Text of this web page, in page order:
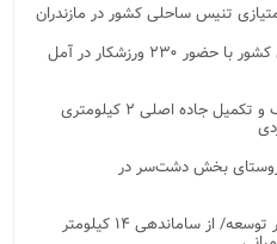
رقابت‌های کشتی آزاد پیشکسوتان کشور با حضور ۲۳۰ ورزشکار در آمل
پایان پروژه نیمه‌تمام ۱۵ ساله پارک و تکمیل جاده اصلی ۲ کیلومتری
میدانی فرماندار آمل از ۱۴ روستای بخش دشت‌سر در
چالوس آماده جهشی تازه در مسیر توسعه/ از ساماندهی ۱۴ کیلومتر